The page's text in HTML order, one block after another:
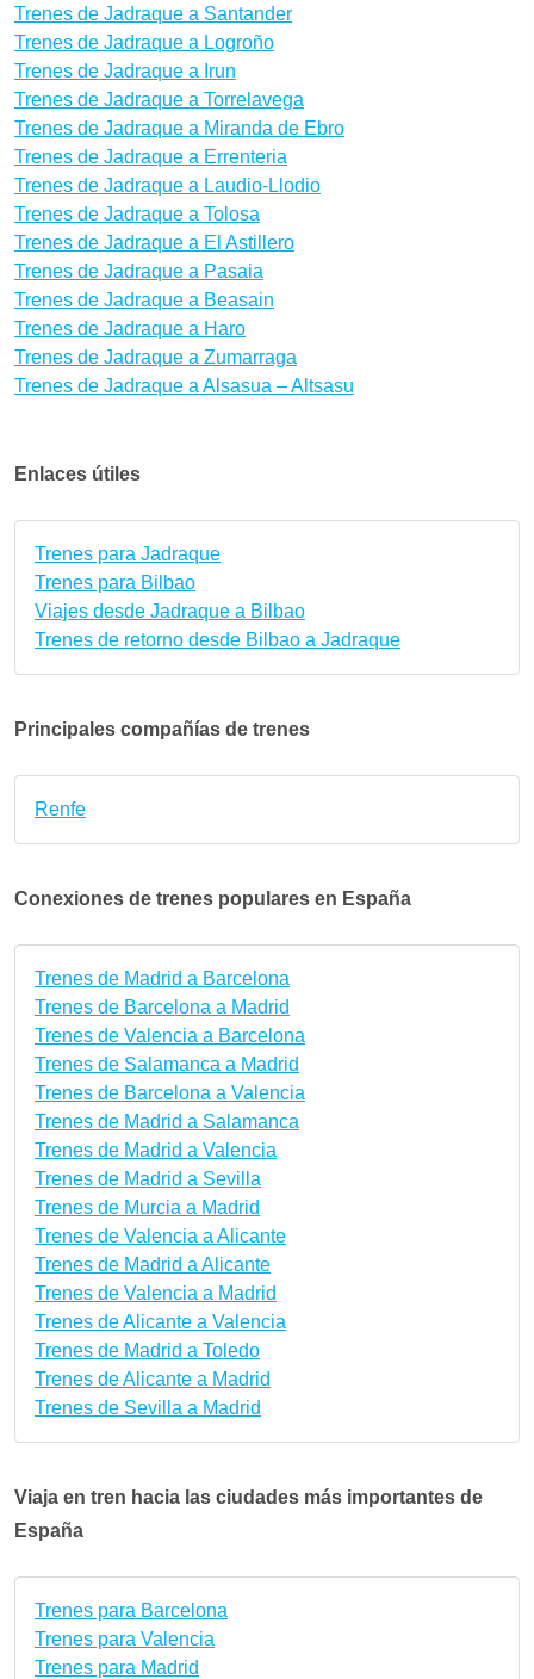
Trenes de Jadraque a Santander
Trenes de Jadraque a Logroño
Trenes de Jadraque a Irun
Trenes de Jadraque a Torrelavega
Trenes de Jadraque a Miranda de Ebro
Trenes de Jadraque a Errenteria
Trenes de Jadraque a Laudio-Llodio
Trenes de Jadraque a Tolosa
Trenes de Jadraque a El Astillero
Trenes de Jadraque a Pasaia
Trenes de Jadraque a Beasain
Trenes de Jadraque a Haro
Trenes de Jadraque a Zumarraga
Trenes de Jadraque a Alsasua – Altsasu
Enlaces útiles
Trenes para Jadraque
Trenes para Bilbao
Viajes desde Jadraque a Bilbao
Trenes de retorno desde Bilbao a Jadraque
Principales compañías de trenes
Renfe
Conexiones de trenes populares en España
Trenes de Madrid a Barcelona
Trenes de Barcelona a Madrid
Trenes de Valencia a Barcelona
Trenes de Salamanca a Madrid
Trenes de Barcelona a Valencia
Trenes de Madrid a Salamanca
Trenes de Madrid a Valencia
Trenes de Madrid a Sevilla
Trenes de Murcia a Madrid
Trenes de Valencia a Alicante
Trenes de Madrid a Alicante
Trenes de Valencia a Madrid
Trenes de Alicante a Valencia
Trenes de Madrid a Toledo
Trenes de Alicante a Madrid
Trenes de Sevilla a Madrid
Viaja en tren hacia las ciudades más importantes de
España
Trenes para Barcelona
Trenes para Valencia
Trenes para Madrid